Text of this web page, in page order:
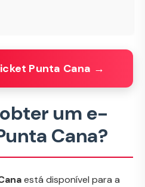
Punta Cana →
um e-
Cana?
está disponível para a